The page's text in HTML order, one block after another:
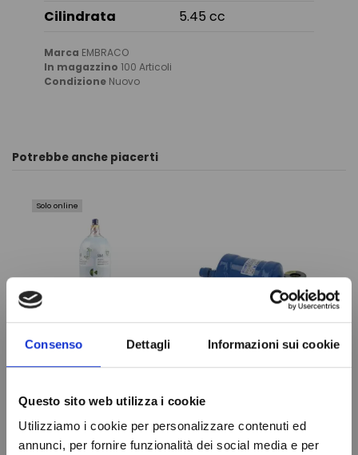
Consenso Dettagli Informazioni sui cookie
Questo sito web utilizza i cookie
Utilizziamo i cookie per personalizzare contenuti ed
annunci, per fornire funzionalità dei social media e per
Cilindrata
5.45 cc
Marca EMBRACO
In magazzino 100 Articoli
Condizione Nuovo
Potrebbe anche piacerti
Solo online
Refrigerante
R404A - 1,1 Lt -
0,75 kg. -
CON
INDICATORE